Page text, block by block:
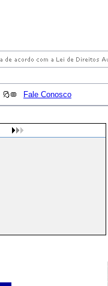
Fale Conosco